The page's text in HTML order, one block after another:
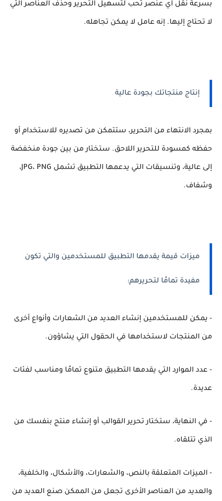
بسرعة نقل أي عنصر تحب لتسهيل التحرير وحذف العناصر التي
لا تحتاج إليها. إنه عامل لا يمكن تجاهله.
إنتاج منتجاتك بجودة عالية
بمجرد الانتهاء من التحرير، ستتمكن من تصديره للاستخدام أو
حفظه كمسودة للتحرير اللاحق. ستختار من بين جودة منخفضة
إلى عالية، وتنسيقات التي يدعمها التطبيق تشمل JPG، PNG،
وشفاف.
ميزات قيمة يقدمها التطبيق للمستخدمين والتي تكون
مفيدة تمامًا لتحريرهم:
- يمكن للمستخدمين إنشاء العديد من الشعارات وأنواع أخرى
من المنتجات لاستخدامها في الحقول التي يشاؤون.
- عدد الموارد التي يقدمها التطبيق متنوع تمامًا ومناسب لفئات
عديدة.
- في النهاية، ستختار تحرير القوالب أو إنشاء منتج بنفسك من
الذي تتلقاه.
- الميزات المتعلقة بالنص، والشعارات، والأشكال، والخلفية،
والعديد من العناصر الأخرى تجعل من الممكن صنع العديد من